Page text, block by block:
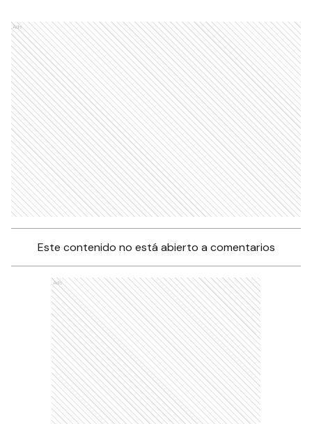
Ads
Este contenido no está abierto a comentarios
Ads